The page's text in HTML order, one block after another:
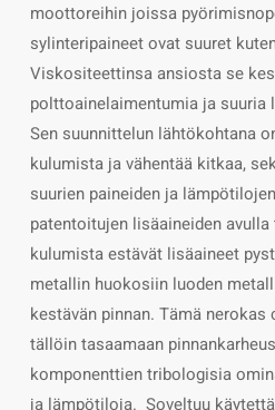
moottoreihin joissa
sylinteripaineet ovat suuret
Viskositeettinsa ansiosta se
polttoainelaimentumia ja
Sen suunnittelun lähtökohtana
kulumista ja vähentää kitkaa,
suurien paineiden ja
patentoitujen lisäaineiden
kulumista estävät lisäaineet
metallin huokosiin luoden
kestävän pinnan. Tämä
tällöin tasaamaan
komponenttien tribologisia
ja lämpötiloja. Soveltuu